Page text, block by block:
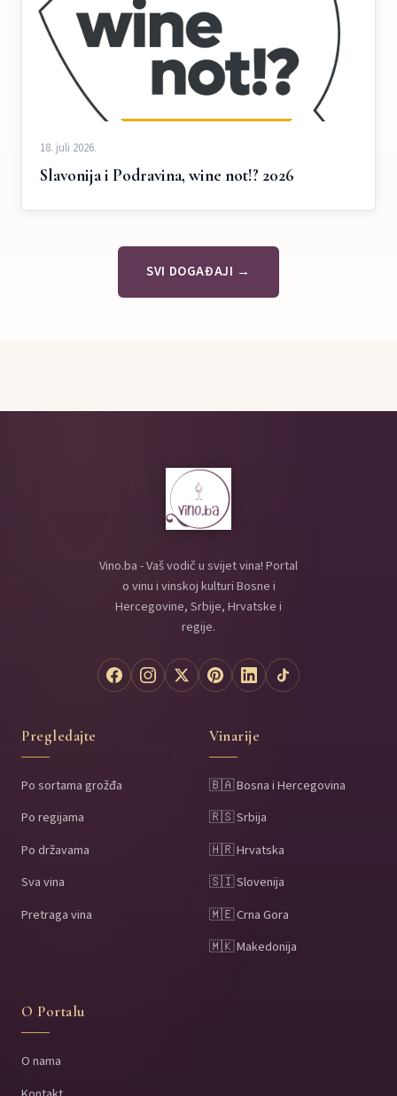
18. juli 2026.
Slavonija i Podravina, wine not!? 2026
SVI DOGAĐAJI →
Vino.ba - Vaš vodič u svijet vina! Portal
o vinu i vinskoj kulturi Bosne i
Hercegovine, Srbije, Hrvatske i
regije.
Pregledajte
Po sortama grožđa
Po regijama
Po državama
Sva vina
Pretraga vina
Vinarije
🇧🇦 Bosna i Hercegovina
🇷🇸 Srbija
🇭🇷 Hrvatska
🇸🇮 Slovenija
🇲🇪 Crna Gora
🇲🇰 Makedonija
O Portalu
O nama